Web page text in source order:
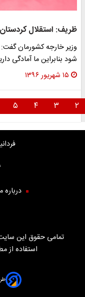
ظریف: استقلال
وزیر خارجه کشورمان
شود بنابراین ما آمادگی
۱۵ شهریور ۱۳۹۶
۲ ۳ ۴ ۵
درباره
تمامی حقوق این سایت
استفاده از